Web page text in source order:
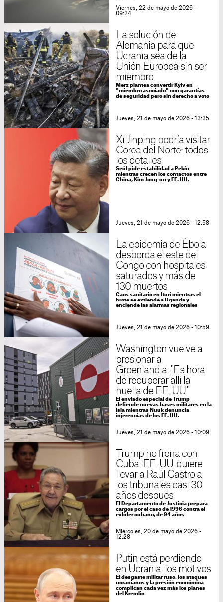
Viernes, 22 de mayo de 2026 -
09:24
La solución de
Alemania para que
Ucrania sea de la
Unión Europea sin ser
miembro
Merz plantea convertir Kyiv en
"miembro asociado" con garantías
de seguridad pero sin derecho a voto
Jueves, 21 de mayo de 2026 - 13:35
Xi Jinping podría visitar
Corea del Norte: todos
los detalles
Seúl pide estabilidad a Pekín
mientras crecen los contactos entre
China, Kim Jong-un y EE. UU.
Jueves, 21 de mayo de 2026 - 12:58
La epidemia de Ébola
desborda el este del
Congo con hospitales
saturados y más de
130 muertos
Caos sanitario en Ituri mientras el
brote se extiende a Uganda y
enciende las alarmas regionales
Jueves, 21 de mayo de 2026 - 10:59
Washington vuelve a
presionar a
Groenlandia: "Es hora
de recuperar allí la
huella de EE. UU."
El enviado especial de Trump
defiende nuevas bases militares en la
isla mientras Nuuk denuncia
injerencias de los EE. UU.
Jueves, 21 de mayo de 2026 - 10:09
Trump no frena con
Cuba: EE. UU. quiere
llevar a Raúl Castro a
los tribunales casi 30
años después
El Departamento de Justicia prepara
cargos por el caso de 1996 contra el
exlíder cubano, de 94 años
Miércoles, 20 de mayo de 2026 -
12:28
Putin está perdiendo
en Ucrania: los motivos
El desgaste militar ruso, los ataques
ucranianos y la presión económica
complican cada vez más los planes
del Kremlin